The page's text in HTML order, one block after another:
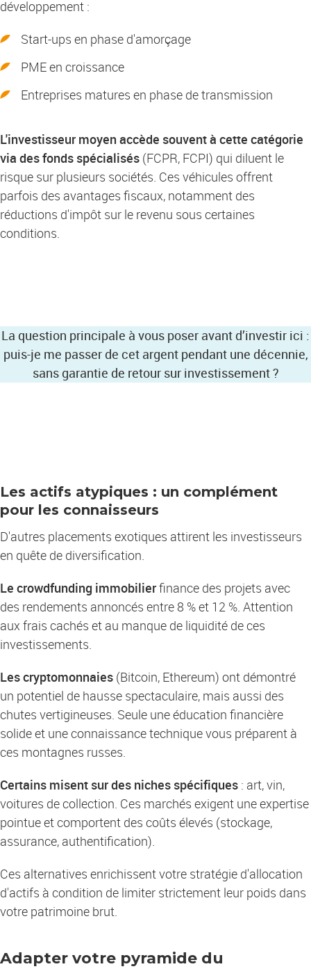
développement :
Start-ups en phase d'amorçage
PME en croissance
Entreprises matures en phase de transmission
L'investisseur moyen accède souvent à cette catégorie
via des fonds spécialisés (FCPR, FCPI) qui diluent le
risque sur plusieurs sociétés. Ces véhicules offrent
parfois des avantages fiscaux, notamment des
réductions d'impôt sur le revenu sous certaines
conditions.
La question principale à vous poser avant d’investir ici :
puis-je me passer de cet argent pendant une décennie,
sans garantie de retour sur investissement ?
Les actifs atypiques : un complément
pour les connaisseurs
D'autres placements exotiques attirent les investisseurs
en quête de diversification.
Le crowdfunding immobilierfinance des projets avec
des rendements annoncés entre 8 % et 12 %. Attention
aux frais cachés et au manque de liquidité de ces
investissements.
Les cryptomonnaies (Bitcoin, Ethereum) ont démontré
un potentiel de hausse spectaculaire, mais aussi des
chutes vertigineuses. Seule une éducation financière
solide et une connaissance technique vous préparent à
ces montagnes russes.
Certains misent sur des niches spécifiques : art, vin,
voitures de collection. Ces marchés exigent une expertise
pointue et comportent des coûts élevés (stockage,
assurance, authentification).
Ces alternatives enrichissent votre stratégie d'allocation
d'actifs à condition de limiter strictement leur poids dans
votre patrimoine brut.
Adapter votre pyramide du